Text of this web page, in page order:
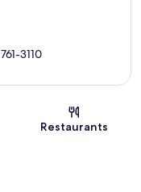
3110
Restaurants